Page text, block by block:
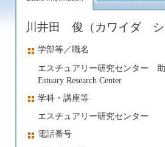
川井田 俊（カワイダ
学部等／職名
エスチュアリー研究センター
Estuary Research Center
学科・講座等
エスチュアリー研究センター
電話番号